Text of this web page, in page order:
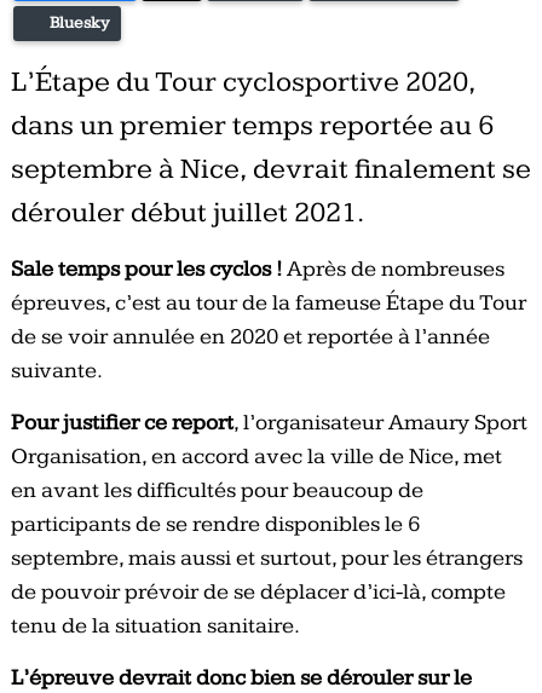
vélo
et
triathlon
Bluesky
L’Étape du Tour cyclosportive 2020,
dans un premier temps reportée au 6
septembre à Nice, devrait finalement se
dérouler début juillet 2021.
Sale temps pour les cyclos !Après de nombreuses
épreuves, c’est au tour de la fameuse Étape du Tour
de se voir annulée en 2020 et reportée à l’année
suivante.
Pour justifier ce report, l’organisateur Amaury Sport
Organisation, en accord avec la ville de Nice, met
en avant les difficultés pour beaucoup de
participants de se rendre disponibles le 6
septembre, mais aussi et surtout, pour les étrangers
de pouvoir prévoir de se déplacer d’ici-là, compte
tenu de la situation sanitaire.
L’épreuve devrait donc bien se dérouler sur le